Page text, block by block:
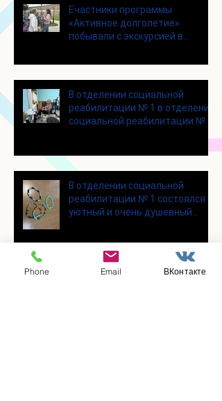
Eчастники программы
«Активное долголетие»
побывали с экскурсией в
В отделении социальной
реабилитации № 1 в отделении
социальной реабилитации № 1
В отделении социальной
реабилитации № 1 состоялся
уютный и очень душевный
Phone Email ВКонтакте